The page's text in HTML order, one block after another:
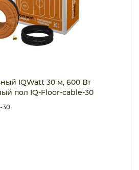
IQWatt 30 м, 600 Вт
пол IQ-Floor-cable-30
30